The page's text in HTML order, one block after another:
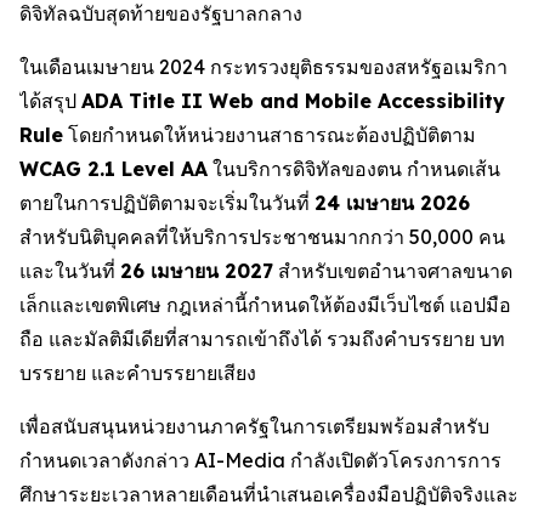
ดิจิทัลฉบับสุดท้ายของรัฐบาลกลาง
ในเดือนเมษายน 2024 กระทรวงยุติธรรมของสหรัฐอเมริกา
ได้สรุป ADA Title II Web and Mobile Accessibility
Rule โดยกำหนดให้หน่วยงานสาธารณะต้องปฏิบัติตาม
WCAG 2.1 Level AA ในบริการดิจิทัลของตน กำหนดเส้น
ตายในการปฏิบัติตามจะเริ่มในวันที่ 24 เมษายน 2026
สำหรับนิติบุคคลที่ให้บริการประชาชนมากกว่า 50,000 คน
และในวันที่ 26 เมษายน 2027 สำหรับเขตอำนาจศาลขนาด
เล็กและเขตพิเศษ กฎเหล่านี้กำหนดให้ต้องมีเว็บไซต์ แอปมือ
ถือ และมัลติมีเดียที่สามารถเข้าถึงได้ รวมถึงคำบรรยาย บท
บรรยาย และคำบรรยายเสียง
เพื่อสนับสนุนหน่วยงานภาครัฐในการเตรียมพร้อมสำหรับ
กำหนดเวลาดังกล่าว AI-Media กำลังเปิดตัวโครงการการ
ศึกษาระยะเวลาหลายเดือนที่นำเสนอเครื่องมือปฏิบัติจริงและ